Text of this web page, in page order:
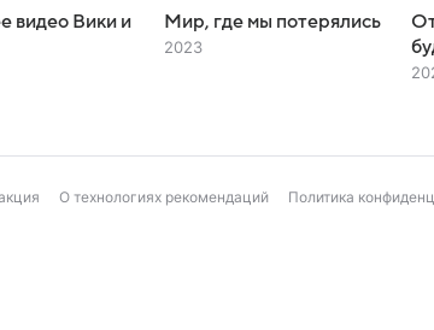
видео Вики и
Мир, где мы потерялись
2023
О технологиях рекомендаций Политика